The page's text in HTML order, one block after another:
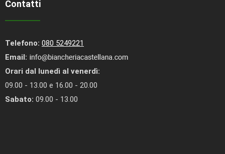
Contatti
Telefono: 080 5249221
Email:
Orari dal lunedì al venerdì:
09.00 - 13.00 e 16.00 - 20.00
Sabato: 09.00 - 13.00